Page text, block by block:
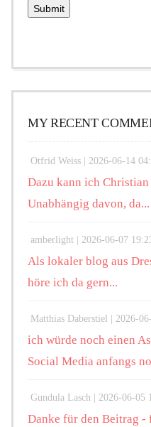
MY RECENT
Otfrid Weiss | 2026-06-14
Dazu kann ich
Unabhängig davon, da...
amberlight | 2026-06-07
Als lokaler blog aus
höre ich da gern...
Matthias Daberstiel | 2026-
ich würde noch einen
Social Media anfangs
Gundula Lasch | 2026-06-05
Danke für den Beitrag -